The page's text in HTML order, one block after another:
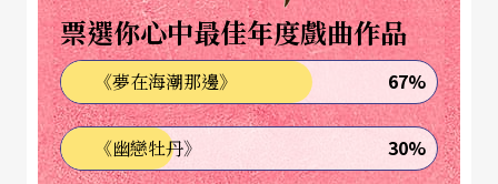
種問題。六月十六日，陽光劇團（Théâtre du Solei
l）加入醫護人員抗議行列，呼籲政府正視他們的工
作權益，徹底革新公衛體系的弊病。在藝術總監莫
虛金（Ariane Mnouchkine）的帶領下，團員配合
著鑼鼓喧天的音樂，在街頭演出一場精采的偶戲短
票選你心中最佳年度戲曲作品
《夢在海潮那邊》 67%
《幽戀牡丹》 30%